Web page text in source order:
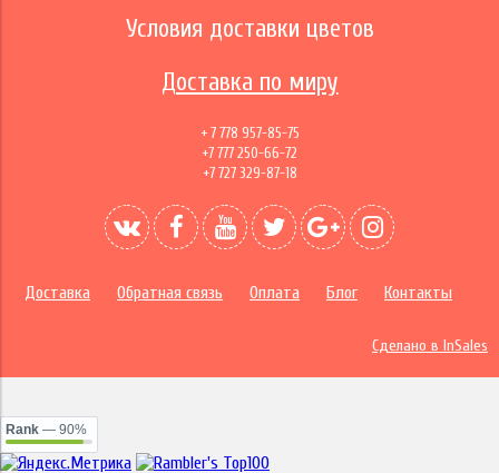
Условия доставки цветов
Доставка по миру
+ 7 778 957-85-75
+7 777 250-66-72
+7 727 329-87-18
Доставка Обратная связь Оплата Блог Контакты
Сделано в InSales
Rank — 90%